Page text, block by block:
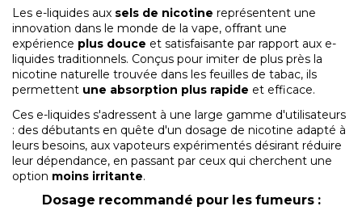
Les e-liquides aux sels de nicotine représentent une
innovation dans le monde de la vape, offrant une
expérience plus douce et satisfaisante par rapport aux e-
liquides traditionnels. Conçus pour imiter de plus près la
nicotine naturelle trouvée dans les feuilles de tabac, ils
permettent une absorption plus rapide et efficace.
Ces e-liquides s'adressent à une large gamme d'utilisateurs
: des débutants en quête d'un dosage de nicotine adapté à
leurs besoins, aux vapoteurs expérimentés désirant réduire
leur dépendance, en passant par ceux qui cherchent une
option moins irritante.
Dosage recommandé pour les fumeurs :